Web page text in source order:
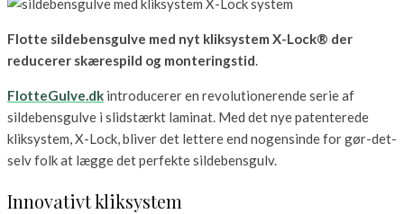
Flotte sildebensgulve med nyt kliksystem X-Lock®️ der
reducerer skærespild og monteringstid.
FlotteGulve.dk introducerer en revolutionerende serie af
sildebensgulve i slidstærkt laminat. Med det nye patenterede
kliksystem, X-Lock, bliver det lettere end nogensinde for gør-det-
selv folk at lægge det perfekte sildebensgulv.
Innovativt kliksystem